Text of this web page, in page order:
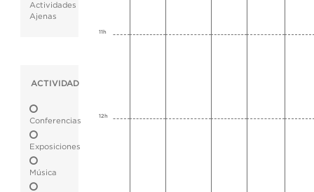
Actividades
Ajenas
ACTIVIDAD
Conferencias
Exposiciones
Música
11h
12h